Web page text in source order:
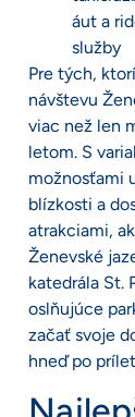
áut a
služby
Pre tých,
návštevu
viac než len
letom. S
možnosťami
blízkosti a
atrakciami,
Ženevské
katedrála St.
oslňujúce
začať svoje
hneď po